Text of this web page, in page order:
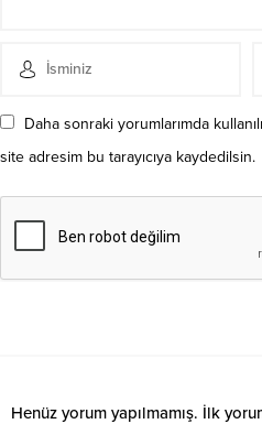
Daha sonraki yorumlarımda
site adresim bu tarayıcıya kaydedilsin.
Henüz yorum yapılmamış. İlk